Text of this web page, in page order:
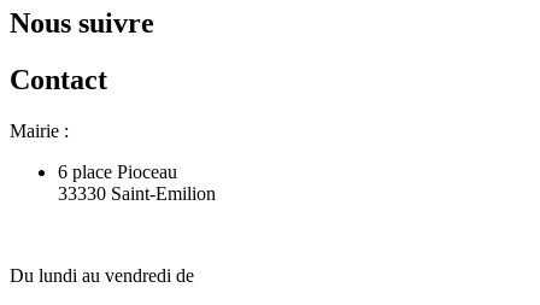
Nous suivre
Contact
Mairie :
6 place Pioceau
33330 Saint-Emilion
Du lundi au vendredi de